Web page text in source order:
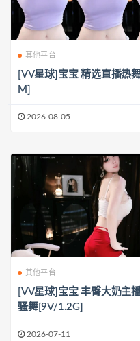
其他平台
[VV星球]宝宝 精选直播热
M]
2026-08-05
其他平台
[VV星球]宝宝 丰臀大奶主
骚舞[9V/1.2G]
2026-07-11